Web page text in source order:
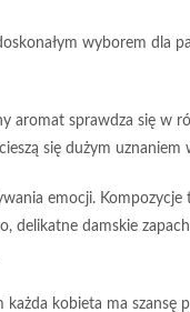
wyborem dla
aromat sprawdza się w
cieszą się dużym
emocji. Kompozycje
delikatne damskie
kobieta ma szansę